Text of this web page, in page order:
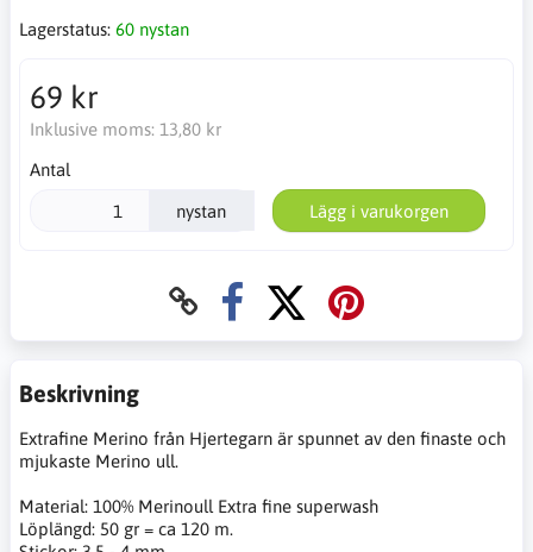
Lagerstatus: 60 nystan
69 kr
Inklusive moms: 13,80 kr
Antal
nystan Lägg i varukorgen
Beskrivning
Extrafine Merino från Hjertegarn är spunnet av den finaste och
mjukaste Merino ull.
Material: 100% Merinoull Extra fine superwash
Löplängd: 50 gr = ca 120 m.